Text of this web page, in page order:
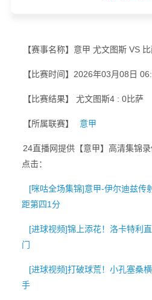
【赛事名称】意甲 尤文图斯 VS
【比赛时间】2026年03月08日
【比赛结果】 尤文图斯4 : 0比萨
【所属联赛】 意甲
24直播网提供【意甲】高清集锦
点击：
[咪咕全场集锦]意甲-伊尔迪兹传
距第四1分
[进球视频]锦上添花！洛卡特利
门
[进球视频]打破球荒！小孔塞桑
手